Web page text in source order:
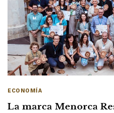
ECONOMÍA
La marca Menorca